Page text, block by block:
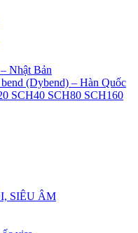
Nhật Bản
(Dybend) – Hàn Quốc
SCH40 SCH80 SCH160
SIÊU ÂM